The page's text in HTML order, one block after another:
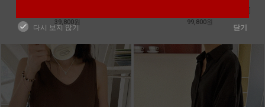
39,800원
m_샤벳 스트링 원피스 [2차 재입고]
99,800원
다시 보지 않기 닫기